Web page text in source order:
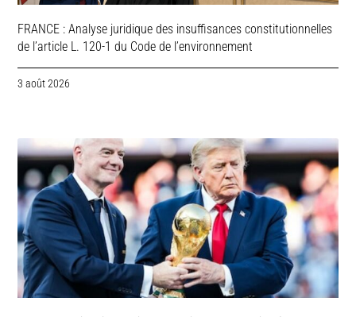
FRANCE : Analyse juridique des insuffisances constitutionnelles
de l’article L. 120-1 du Code de l’environnement
3 août 2026